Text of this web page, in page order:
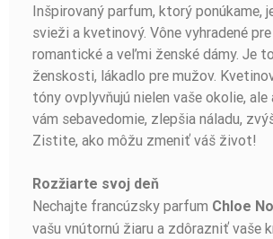
Inšpirovaný parfum, ktorý ponúkame,
svieži a kvetinový. Vône vyhradené pre
romantické a veľmi ženské dámy. Je
ženskosti, lákadlo pre mužov.
tóny ovplyvňujú nielen vaše okolie, ale
vám sebavedomie, zlepšia náladu,
Zistite, ako môžu zmeniť váš život!
Rozžiarte svoj deň
Nechajte francúzsky parfum Chloe
vašu vnútornú žiaru a zdôrazniť vaše